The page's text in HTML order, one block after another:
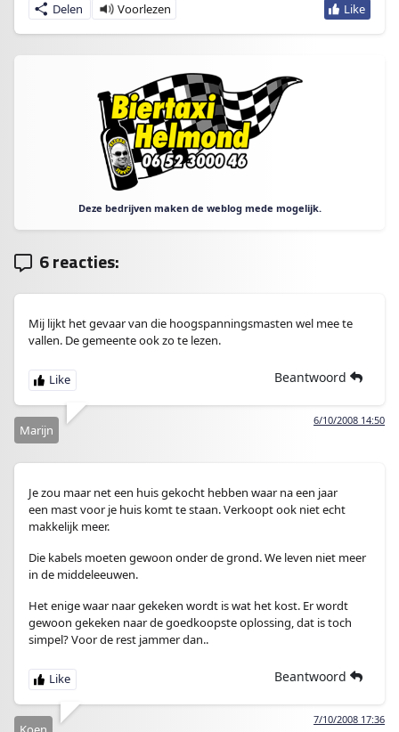
Delen
Deze bedrijven maken de weblog mede mogelijk.
6 reacties:
Mij lijkt het gevaar van die hoogspanningsmasten wel mee te
vallen. De gemeente ook zo te lezen.
Beantwoord
6/10/2008 14:50
Marijn
Je zou maar net een huis gekocht hebben waar na een jaar
een mast voor je huis komt te staan. Verkoopt ook niet echt
makkelijk meer.
Die kabels moeten gewoon onder de grond. We leven niet meer
in de middeleeuwen.
Het enige waar naar gekeken wordt is wat het kost. Er wordt
gewoon gekeken naar de goedkoopste oplossing, dat is toch
simpel? Voor de rest jammer dan..
Beantwoord
7/10/2008 17:36